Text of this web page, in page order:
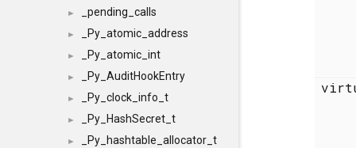
► _pending_calls
► _Py_atomic_address
► _Py_atomic_int
► _Py_AuditHookEntry
► _Py_clock_info_t
► _Py_HashSecret_t
► _Py_hashtable_allocator_t